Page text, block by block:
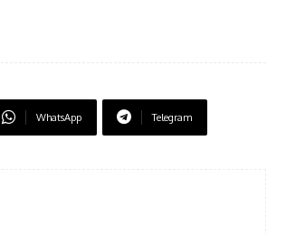
WhatsApp Telegram